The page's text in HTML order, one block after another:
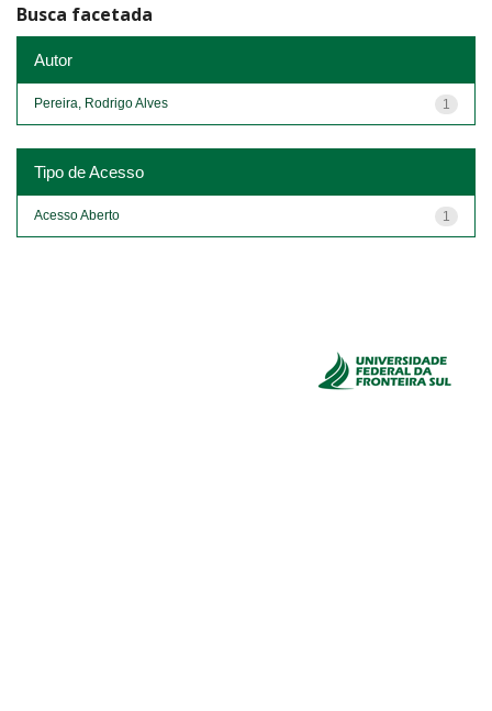
Busca facetada
Autor
1
Pereira, Rodrigo Alves
Tipo de Acesso
1
Acesso Aberto